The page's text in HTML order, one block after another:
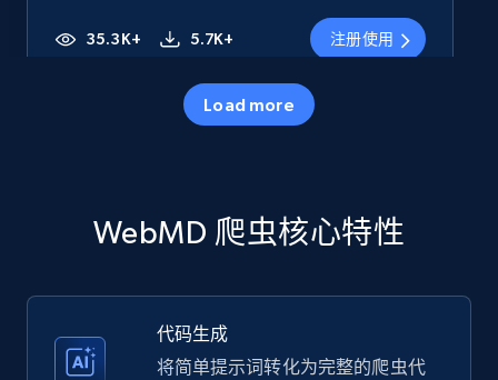
35.3K+ 5.7K+ 注册使用
price, Currency, Availability, Reviews count, and
Load more
WebMD 爬虫核心特性
代码生成
将简单提示词转化为完整的爬虫代